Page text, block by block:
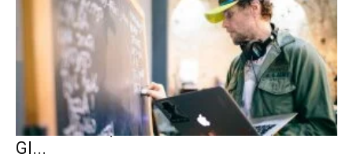
JOVANOTTI, LA DANZA CHE UNISCE NEI
GI...